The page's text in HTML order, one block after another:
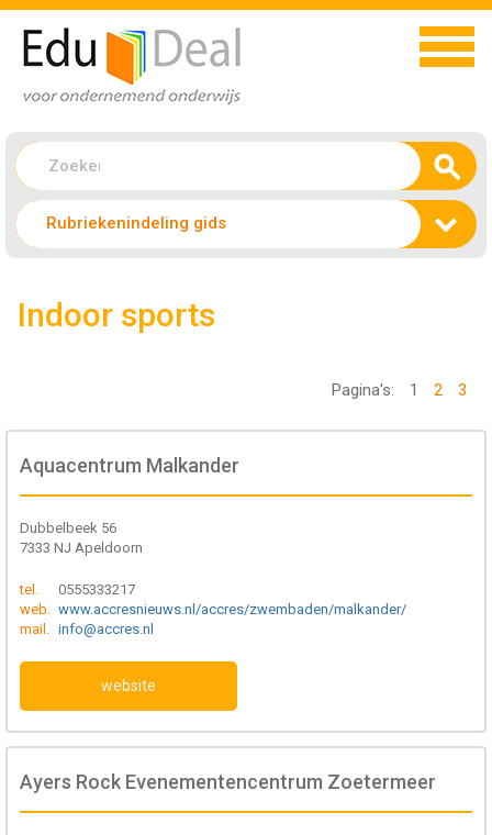
Rubriekenindeling gids
Indoor sports
Pagina's: 1 2 3
Aquacentrum Malkander
Dubbelbeek 56
7333 NJ Apeldoorn
tel.
0555333217
web. www.accresnieuws.nl/accres/zwembaden/malkander/
mail. info@accres.nl
website
Ayers Rock Evenementencentrum Zoetermeer